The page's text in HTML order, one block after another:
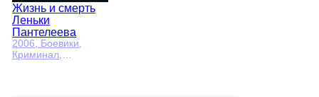
Жизнь и смерть
Леньки
Пантелеева
2006 , Боевики,
Криминал,